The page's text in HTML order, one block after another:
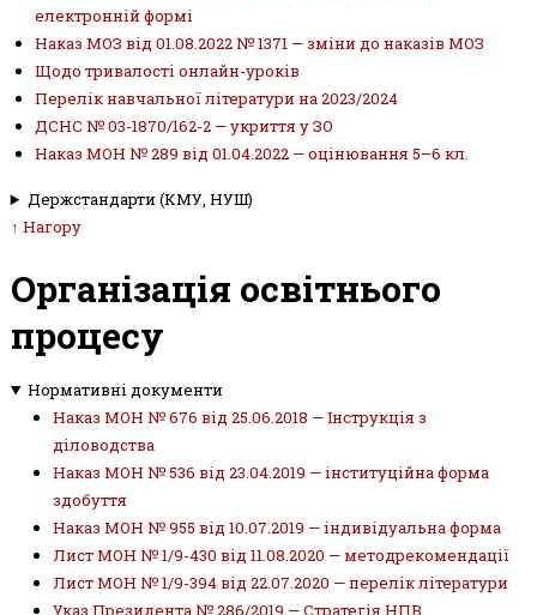
електронній формі
Наказ МОЗ від 01.08.2022 № 1371 — зміни до наказів МОЗ
Щодо тривалості онлайн-уроків
Перелік навчальної літератури на 2023/2024
ДСНС № 03-1870/162-2 — укриття у ЗО
Наказ МОН № 289 від 01.04.2022 — оцінювання 5–6 кл.
Держстандарти (КМУ, НУШ)
↑ Нагору
Організація освітнього
процесу
Нормативні документи
Наказ МОН № 676 від 25.06.2018 — Інструкція з
діловодства
Наказ МОН № 536 від 23.04.2019 — інституційна форма
здобуття
Наказ МОН № 955 від 10.07.2019 — індивідуальна форма
Лист МОН № 1/9-430 від 11.08.2020 — методрекомендації
Лист МОН № 1/9-394 від 22.07.2020 — перелік літератури
Указ Президента № 286/2019 — Стратегія НПВ